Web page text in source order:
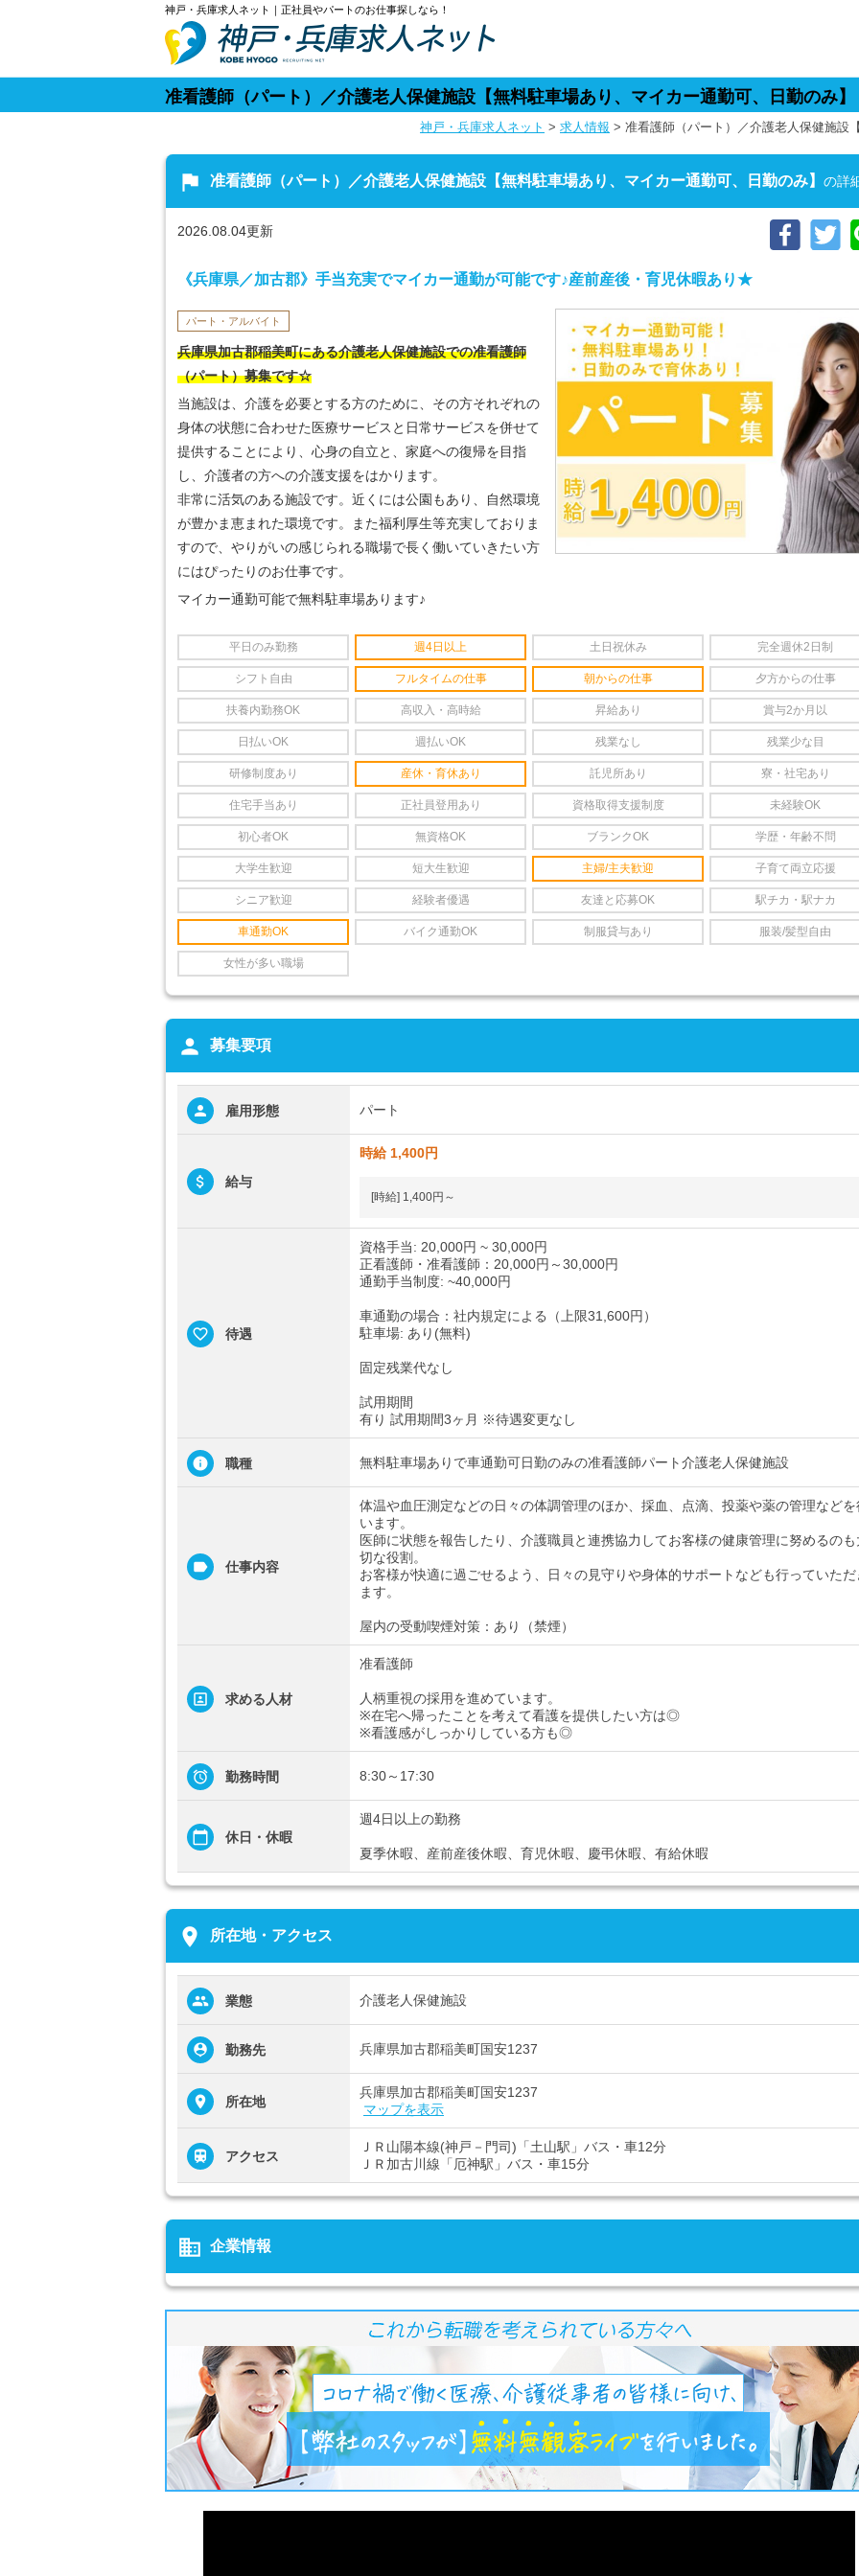
神戸・兵庫求人ネット｜正社員やパートのお仕事探しなら！
准看護師（パート）／介護老人保健施設【無料駐車場あり、マイカー通勤可、日勤のみ】
神戸・兵庫求人ネット > 求人情報 > 准看護師（パート）／介護老人保健施設
flag 准看護師（パート）／介護老人保健施設【無料駐車場あり、マイカー通勤可、日勤のみ】 の詳
2026.08.04更新
《兵庫県／加古郡》手当充実でマイカー通勤が可能です♪産前産後・育児休暇あり★
パート・アルバイト
兵庫県加古郡稲美町にある介護老人保健施設での准看護師
（パート）募集です☆
当施設は、介護を必要とする方のために、その方それぞれの
身体の状態に合わせた医療サービスと日常サービスを併せて
提供することにより、心身の自立と、家庭への復帰を目指
し、介護者の方への介護支援をはかります。
非常に活気のある施設です。近くには公園もあり、自然環境
が豊かま恵まれた環境です。また福利厚生等充実しておりま
すので、やりがいの感じられる職場で長く働いていきたい方
にはぴったりのお仕事です。
マイカー通勤可能で無料駐車場あります♪
平日のみ勤務 週4日以上 土日祝休み 完全週休2日制
シフト自由 フルタイムの仕事 朝からの仕事 夕方からの仕事
扶養内勤務OK 高収入・高時給 昇給あり 賞与2か月以
日払いOK 週払いOK 残業なし 残業少な目
研修制度あり 産休・育休あり 託児所あり 寮・社宅あり
住宅手当あり 正社員登用あり 資格取得支援制度 未経験OK
初心者OK 無資格OK ブランクOK 学歴・年齢不問
大学生歓迎 短大生歓迎 主婦/主夫歓迎 子育て両立応援
シニア歓迎 経験者優遇 友達と応募OK 駅チカ・駅ナカ
車通勤OK バイク通勤OK 制服貸与あり 服装/髪型自由
女性が多い職場
person 募集要項
雇用形態 パート
給与
時給 1,400円
[時給] 1,400円～
待遇
資格手当: 20,000円 ~ 30,000円
正看護師・准看護師：20,000円～30,000円
通勤手当制度: ~40,000円
車通勤の場合：社内規定による（上限31,600円）
駐車場: あり(無料)
固定残業代なし
試用期間
有り 試用期間3ヶ月 ※待遇変更なし
職種 無料駐車場ありで車通勤可日勤のみの准看護師パート介護老人保健施設
仕事内容
体温や血圧測定などの日々の体調管理のほか、採血、点滴、投薬や薬の管理などを
います。
医師に状態を報告したり、介護職員と連携協力してお客様の健康管理に努めるのも
切な役割。
お客様が快適に過ごせるよう、日々の見守りや身体的サポートなども行っていただ
ます。
屋内の受動喫煙対策：あり（禁煙）
求める人材
准看護師
人柄重視の採用を進めています。
※在宅へ帰ったことを考えて看護を提供したい方は◎
※看護感がしっかりしている方も◎
勤務時間 8:30～17:30
休日・休暇
週4日以上の勤務
夏季休暇、産前産後休暇、育児休暇、慶弔休暇、有給休暇
place 所在地・アクセス
業態 介護老人保健施設
勤務先 兵庫県加古郡稲美町国安1237
所在地
兵庫県加古郡稲美町国安1237
マップを表示
アクセス
ＪＲ山陽本線(神戸－門司)「土山駅」バス・車12分
ＪＲ加古川線「厄神駅」バス・車15分
business 企業情報